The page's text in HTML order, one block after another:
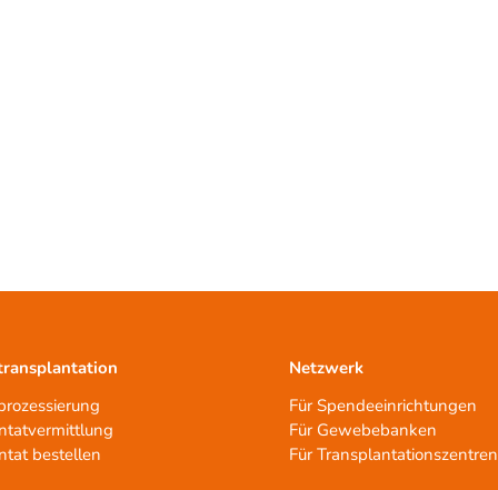
bestellen
Netzwerk
Für Spendeeinrichtungen
Für Gewebebanken
Für Transplantationszentren